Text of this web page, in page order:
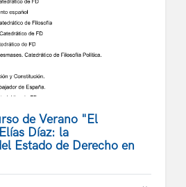
de Verano "El
Díaz: la
Estado de Derecho en